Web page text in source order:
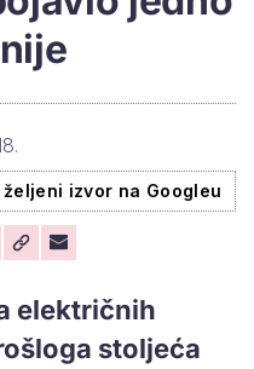
izvor na Googleu
električnih
stoljeća